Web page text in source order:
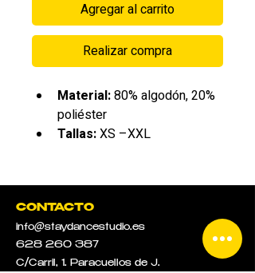
Agregar al carrito
Realizar compra
Material: 80% algodón, 20%
poliéster
Tallas: XS –XXL
en cada prenda: perfecta para
bailar y para tu día a día.
CONTACTO
info@staydancestudio.es
628 260 387
C/Carril, 1. Paracuellos de J.